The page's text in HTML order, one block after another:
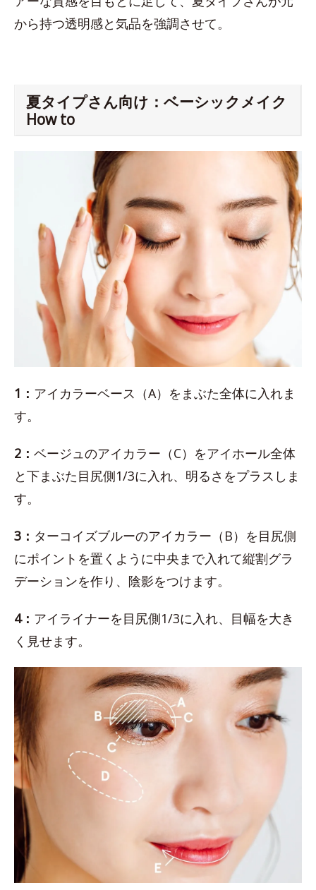
から持つ透明感と気品を強調させて。
夏タイプさん向け：ベーシックメイク
How to
1： アイカラーベース（A）をまぶた全体に入れま
す。
2： ベージュのアイカラー（C）をアイホール全体
と下まぶた目尻側1/3に入れ、明るさをプラスしま
す。
3： ターコイズブルーのアイカラー（B）を目尻側
にポイントを置くように中央まで入れて縦割グラ
デーションを作り、陰影をつけます。
4： アイライナーを目尻側1/3に入れ、目幅を大き
く見せます。